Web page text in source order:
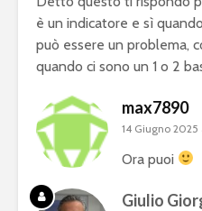
è un indicatore e sì
può essere un problema,
quando ci sono un 1 o 2
max7890
14 Giugno 2025
Ora puoi
Giulio